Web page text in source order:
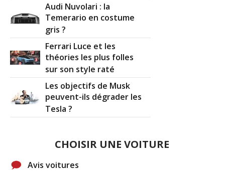
Audi Nuvolari : la
Temerario en costume
gris ?
Ferrari Luce et les
théories les plus folles
sur son style raté
Les objectifs de Musk
peuvent-ils dégrader les
Tesla ?
CHOISIR UNE VOITURE
Avis voitures